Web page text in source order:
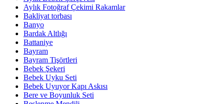
Aylık Fotoğraf Çekimi Rakamlar
Bakliyat torbası
Banyo
Bardak Altlığı
Battaniye
Bayram
Bayram Tişörtleri
Bebek Şekeri
Bebek Uyku Seti
Bebek Uyuyor Kapı Askısı
Bere ve Boyunluk Seti